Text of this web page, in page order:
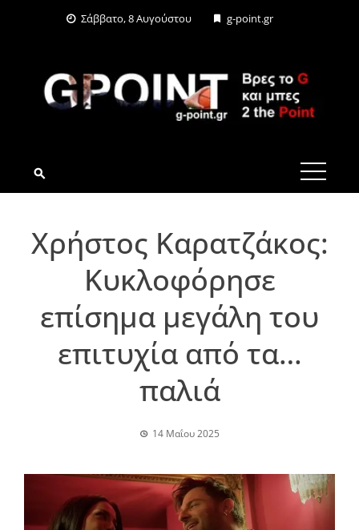
Σάββατο, 8 Αυγούστου g-point.gr
G-POINT.GR
Χρήστος Καρατζάκος:
Κυκλοφόρησε
επίσημα μεγάλη του
επιτυχία από τα…
παλιά
14 Μαΐου 2025